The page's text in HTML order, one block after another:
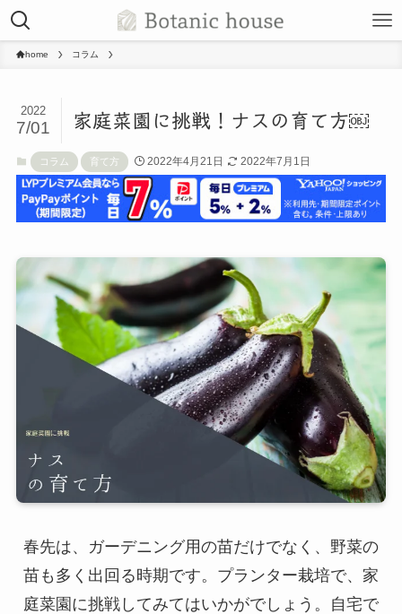
home コラム
家庭菜園に挑戦！ナスの育て方￼
2022
7/01
コラム 育て方 2022年4月21日 2022年7月1日
春先は、ガーデニング用の苗だけでなく、野菜の
苗も多く出回る時期です。プランター栽培で、家
庭菜園に挑戦してみてはいかがでしょう。自宅で